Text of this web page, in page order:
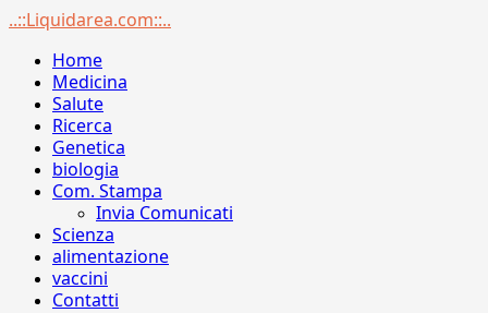
Menu
..::Liquidarea.com::..
Home
Medicina
Salute
Ricerca
Genetica
biologia
Com. Stampa
Invia Comunicati
Scienza
alimentazione
vaccini
Contatti